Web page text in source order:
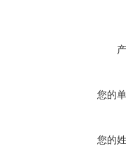
您的
您的